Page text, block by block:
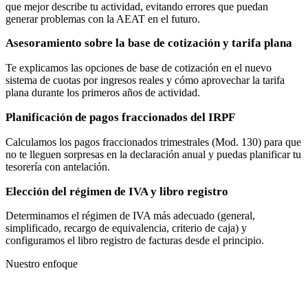
que mejor describe tu actividad, evitando errores que puedan
generar problemas con la AEAT en el futuro.
Asesoramiento sobre la base de cotización y tarifa plana
Te explicamos las opciones de base de cotización en el nuevo
sistema de cuotas por ingresos reales y cómo aprovechar la tarifa
plana durante los primeros años de actividad.
Planificación de pagos fraccionados del IRPF
Calculamos los pagos fraccionados trimestrales (Mod. 130) para que
no te lleguen sorpresas en la declaración anual y puedas planificar tu
tesorería con antelación.
Elección del régimen de IVA y libro registro
Determinamos el régimen de IVA más adecuado (general,
simplificado, recargo de equivalencia, criterio de caja) y
configuramos el libro registro de facturas desde el principio.
Nuestro enfoque